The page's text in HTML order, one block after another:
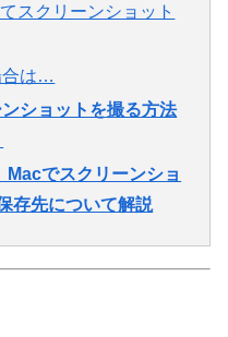
スクリーンショット
合は…
ショットを撮る方法
Macでスクリーンショ
存先について解説